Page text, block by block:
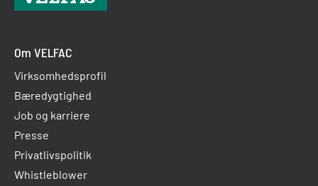
Om VELFAC
Virksomhedsprofil
Bæredygtighed
Job og karriere
Presse
Privatlivspolitik
Whistleblower